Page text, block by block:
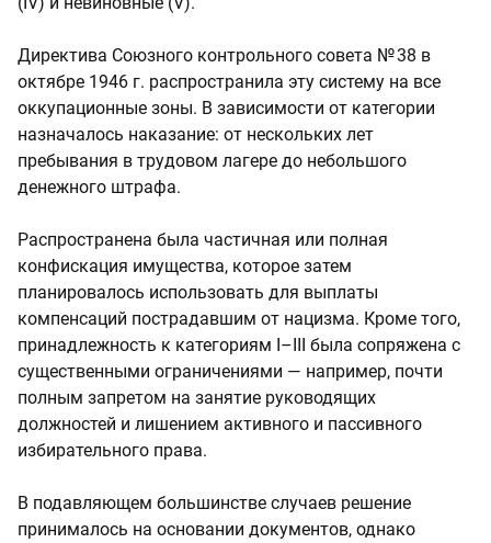
Директива Союзного контрольного совета № 38 в
октябре 1946 г. распространила эту систему на все
оккупационные зоны. В зависимости от категории
назначалось наказание: от нескольких лет
пребывания в трудовом лагере до небольшого
денежного штрафа.
Распространена была частичная или полная
конфискация имущества, которое затем
планировалось использовать для выплаты
компенсаций пострадавшим от нацизма. Кроме того,
принадлежность к категориям I–III была сопряжена с
существенными ограничениями — например, почти
полным запретом на занятие руководящих
должностей и лишением активного и пассивного
избирательного права.
В подавляющем большинстве случаев решение
принималось на основании документов, однако